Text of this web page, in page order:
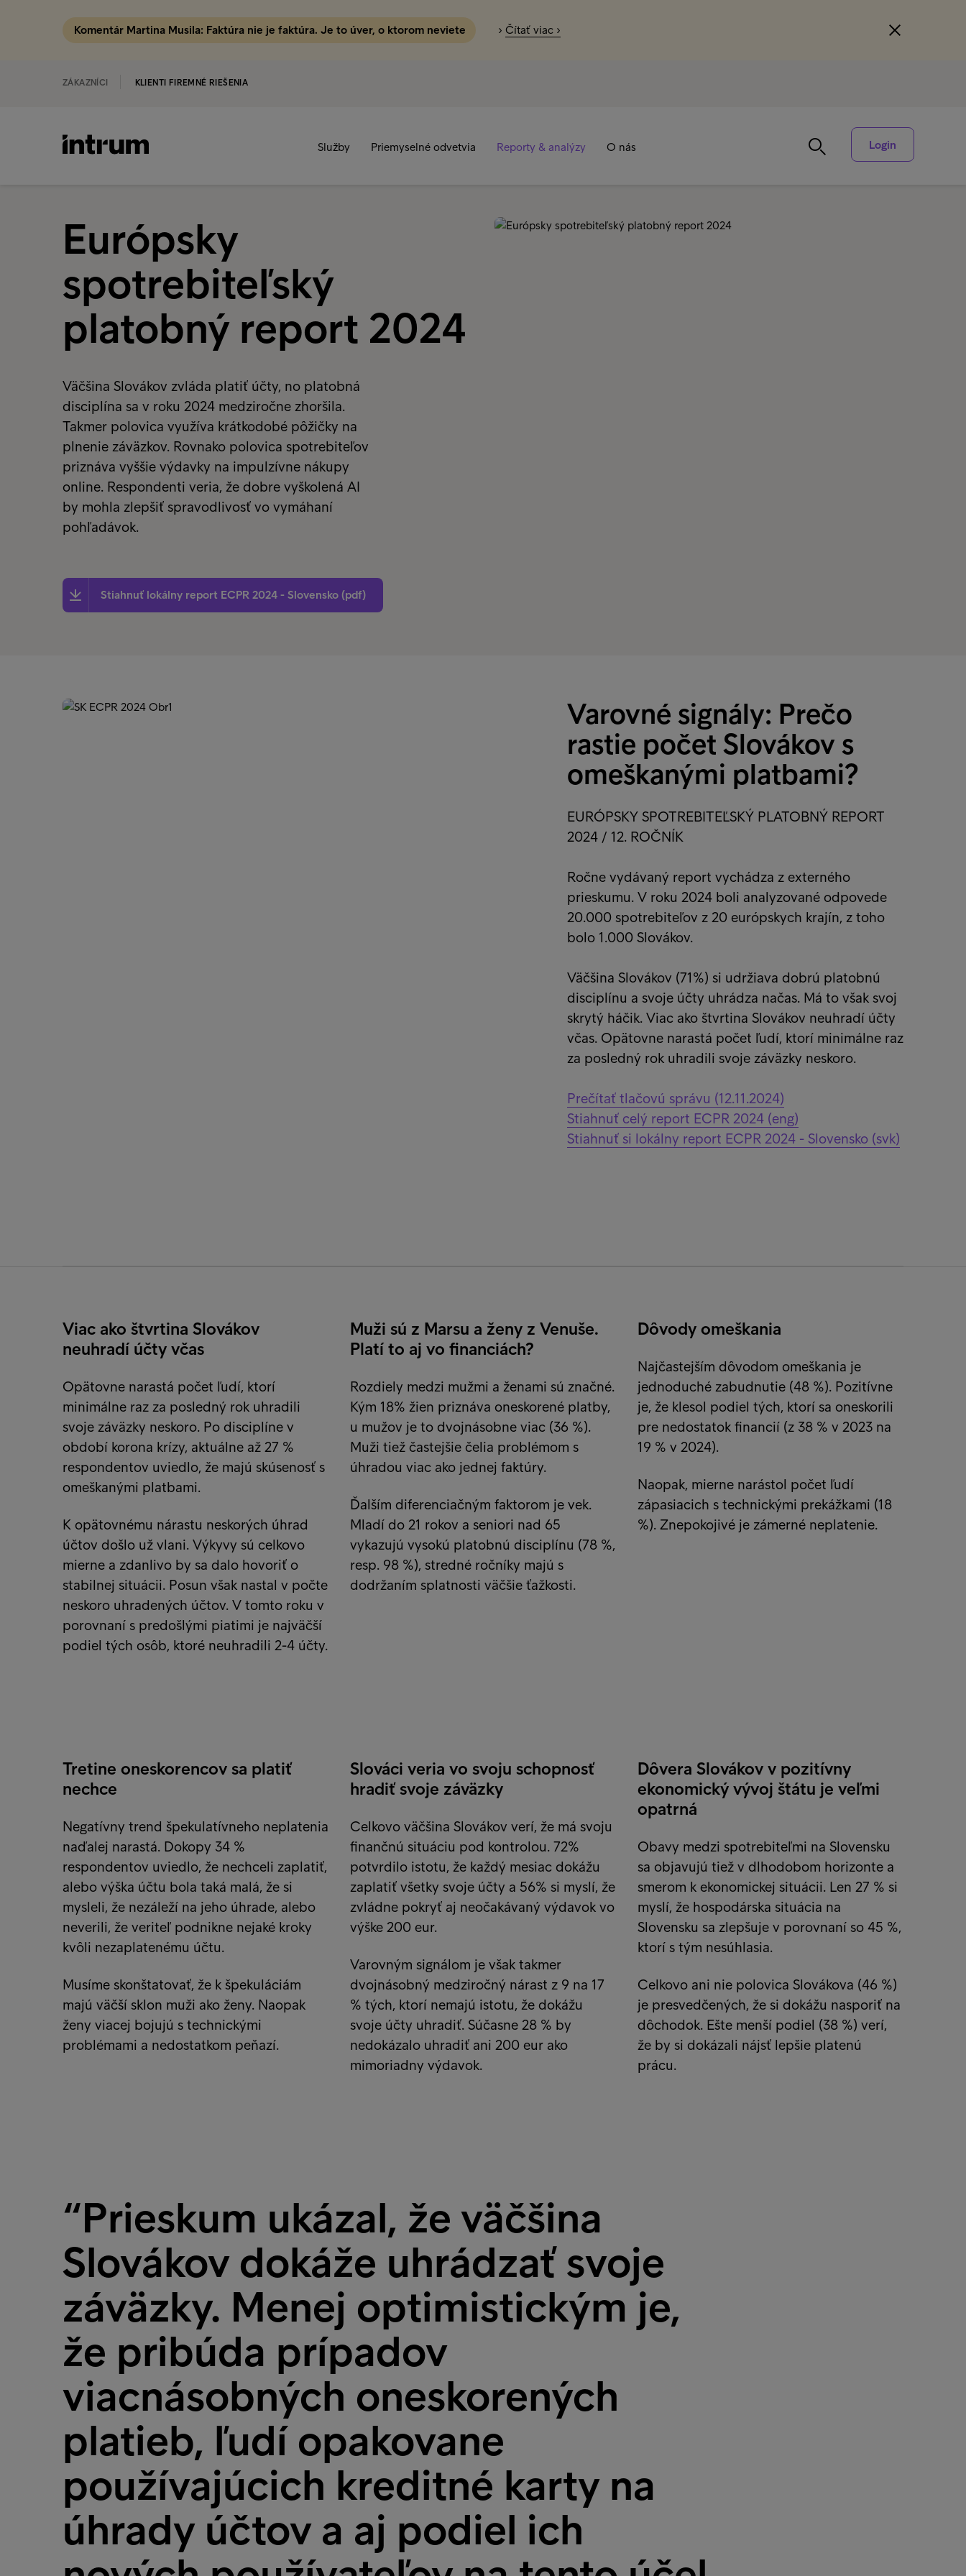
Komentár Martina Musila: Faktúra nie je faktúra. Je to úver, o ktorom neviete › Čítať viac ›
ZÁKAZNÍCI KLIENTI FIREMNÉ RIEŠENIA
Služby Priemyselné odvetvia Reporty & analýzy O nás Login
Európsky
spotrebiteľský
platobný report 2024
Väčšina Slovákov zvláda platiť účty, no platobná
disciplína sa v roku 2024 medziročne zhoršila.
Takmer polovica využíva krátkodobé pôžičky na
plnenie záväzkov. Rovnako polovica spotrebiteľov
priznáva vyššie výdavky na impulzívne nákupy
online. Respondenti veria, že dobre vyškolená AI
by mohla zlepšiť spravodlivosť vo vymáhaní
pohľadávok.
Stiahnuť lokálny report ECPR 2024 - Slovensko (pdf)
Varovné signály: Prečo
rastie počet Slovákov s
omeškanými platbami?
EURÓPSKY SPOTREBITEĽSKÝ PLATOBNÝ REPORT
2024 / 12. ROČNÍK
Ročne vydávaný report vychádza z externého
prieskumu. V roku 2024 boli analyzované odpovede
20.000 spotrebiteľov z 20 európskych krajín, z toho
bolo 1.000 Slovákov.
Väčšina Slovákov (71%) si udržiava dobrú platobnú
disciplínu a svoje účty uhrádza načas. Má to však svoj
skrytý háčik. Viac ako štvrtina Slovákov neuhradí účty
včas. Opätovne narastá počet ľudí, ktorí minimálne raz
za posledný rok uhradili svoje záväzky neskoro.
Prečítať tlačovú správu (12.11.2024)
Stiahnuť celý report ECPR 2024 (eng)
Stiahnuť si lokálny report ECPR 2024 - Slovensko (svk)
Viac ako štvrtina Slovákov
neuhradí účty včas
Opätovne narastá počet ľudí, ktorí
minimálne raz za posledný rok uhradili
svoje záväzky neskoro. Po disciplíne v
období korona krízy, aktuálne až 27 %
respondentov uviedlo, že majú skúsenosť s
omeškanými platbami.
K opätovnému nárastu neskorých úhrad
účtov došlo už vlani. Výkyvy sú celkovo
mierne a zdanlivo by sa dalo hovoriť o
stabilnej situácii. Posun však nastal v počte
neskoro uhradených účtov. V tomto roku v
porovnaní s predošlými piatimi je najväčší
podiel tých osôb, ktoré neuhradili 2-4 účty.
Muži sú z Marsu a ženy z Venuše.
Platí to aj vo financiách?
Rozdiely medzi mužmi a ženami sú značné.
Kým 18% žien priznáva oneskorené platby,
u mužov je to dvojnásobne viac (36 %).
Muži tiež častejšie čelia problémom s
úhradou viac ako jednej faktúry.
Ďalším diferenciačným faktorom je vek.
Mladí do 21 rokov a seniori nad 65
vykazujú vysokú platobnú disciplínu (78 %,
resp. 98 %), stredné ročníky majú s
dodržaním splatnosti väčšie ťažkosti.
Dôvody omeškania
Najčastejším dôvodom omeškania je
jednoduché zabudnutie (48 %). Pozitívne
je, že klesol podiel tých, ktorí sa oneskorili
pre nedostatok financií (z 38 % v 2023 na
19 % v 2024).
Naopak, mierne narástol počet ľudí
zápasiacich s technickými prekážkami (18
%). Znepokojivé je zámerné neplatenie.
Tretine oneskorencov sa platiť
nechce
Negatívny trend špekulatívneho neplatenia
naďalej narastá. Dokopy 34 %
respondentov uviedlo, že nechceli zaplatiť,
alebo výška účtu bola taká malá, že si
mysleli, že nezáleží na jeho úhrade, alebo
neverili, že veriteľ podnikne nejaké kroky
kvôli nezaplatenému účtu.
Musíme skonštatovať, že k špekuláciám
majú väčší sklon muži ako ženy. Naopak
ženy viacej bojujú s technickými
problémami a nedostatkom peňazí.
Slováci veria vo svoju schopnosť
hradiť svoje záväzky
Celkovo väčšina Slovákov verí, že má svoju
finančnú situáciu pod kontrolou. 72%
potvrdilo istotu, že každý mesiac dokážu
zaplatiť všetky svoje účty a 56% si myslí, že
zvládne pokryť aj neočakávaný výdavok vo
výške 200 eur.
Varovným signálom je však takmer
dvojnásobný medziročný nárast z 9 na 17
% tých, ktorí nemajú istotu, že dokážu
svoje účty uhradiť. Súčasne 28 % by
nedokázalo uhradiť ani 200 eur ako
mimoriadny výdavok.
Dôvera Slovákov v pozitívny
ekonomický vývoj štátu je veľmi
opatrná
Obavy medzi spotrebiteľmi na Slovensku
sa objavujú tiež v dlhodobom horizonte a
smerom k ekonomickej situácii. Len 27 % si
myslí, že hospodárska situácia na
Slovensku sa zlepšuje v porovnaní so 45 %,
ktorí s tým nesúhlasia.
Celkovo ani nie polovica Slovákova (46 %)
je presvedčených, že si dokážu nasporiť na
dôchodok. Ešte menší podiel (38 %) verí,
že by si dokázali nájsť lepšie platenú
prácu.
“Prieskum ukázal, že väčšina
Slovákov dokáže uhrádzať svoje
záväzky. Menej optimistickým je,
že pribúda prípadov
viacnásobných oneskorených
platieb, ľudí opakovane
používajúcich kreditné karty na
úhrady účtov a aj podiel ich